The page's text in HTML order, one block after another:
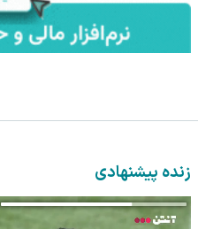
زنده پیشنهادی